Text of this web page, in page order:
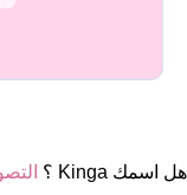
هل اسمك Kinga ؟